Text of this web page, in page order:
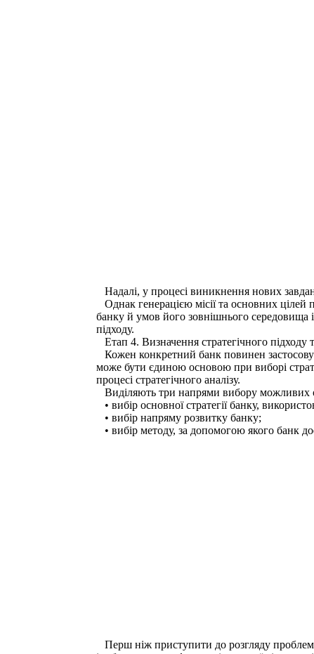
Надалі, у процесі виникнення нових
Однак генерацією місії та основних цілей
банку й умов його зов­нішнього середовища
підходу.
Етап 4. Визначення стратегічного підходу
Кожен конкретний банк повинен
може бути єдиною основою при виборі
процесі стратегічного аналізу.
Виділяють три напрями вибору можливих
• вибір основної стратегії банку,
• вибір напряму розвитку банку;
• вибір методу, за допомогою якого банк
Перш ніж приступити до розгляду